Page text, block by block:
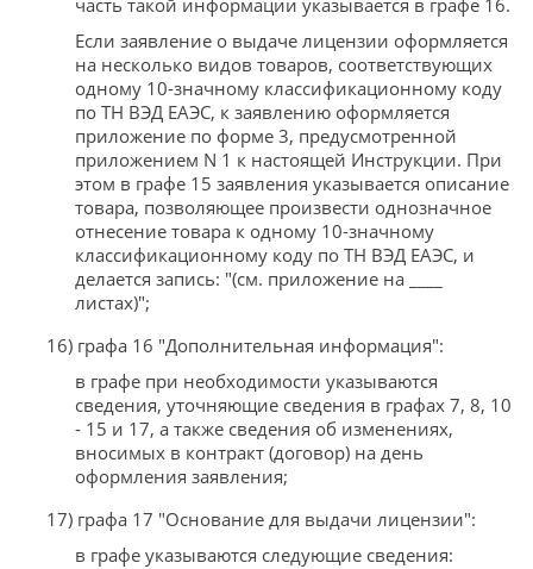
Если заявление о выдаче лицензии оформляется
на несколько видов товаров, соответствующих
одному 10-значному классификационному коду
по ТН ВЭД ЕАЭС, к заявлению оформляется
приложение по форме 3, предусмотренной
приложением N 1 к настоящей Инструкции. При
этом в графе 15 заявления указывается описание
товара, позволяющее произвести однозначное
отнесение товара к одному 10-значному
классификационному коду по ТН ВЭД ЕАЭС, и
делается запись: "(см. приложение на ____
листах)";
16) графа 16 "Дополнительная информация":
в графе при необходимости указываются
сведения, уточняющие сведения в графах 7, 8, 10
- 15 и 17, а также сведения об изменениях,
вносимых в контракт (договор) на день
оформления заявления;
17) графа 17 "Основание для выдачи лицензии":
в графе указываются следующие сведения: